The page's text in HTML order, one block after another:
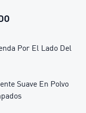
Por El Lado Del
Suave En Polvo